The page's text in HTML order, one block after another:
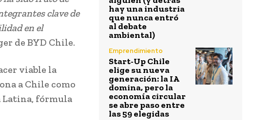
clave de
en el
de BYD Chile.
viable la
a Chile como
fórmula
hay una industria
que nunca entró
al debate
ambiental)
Emprendimiento
Start-Up Chile
elige su nueva
generación: la IA
domina, pero la
economía circular
se abre paso entre
las 59 elegidas